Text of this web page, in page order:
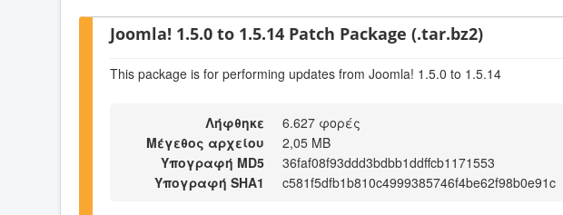
Joomla! 1.5.0 to 1.5.14 Patch Package (.tar.bz2)
This package is for performing updates from Joomla! 1.5.0 to 1.5.14
Λήφθηκε
6.627 φορές
Μέγεθος αρχείου
2,05 MB
Υπογραφή MD5
36faf08f93ddd3bdbb1ddffcb1171553
Υπογραφή SHA1
c581f5dfb1b810c4999385746f4be62f98b0e91c